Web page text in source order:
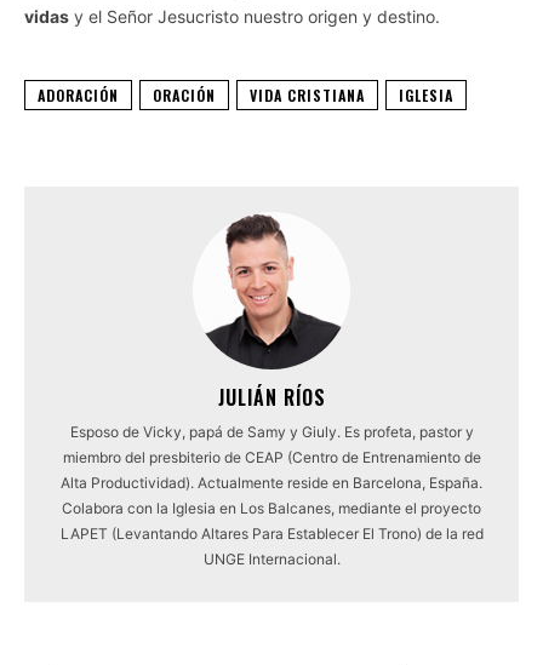
vidas y el Señor Jesucristo nuestro origen y destino.
ADORACIÓN ORACIÓN VIDA CRISTIANA IGLESIA
JULIÁN RÍOS
Esposo de Vicky, papá de Samy y Giuly. Es profeta, pastor y
miembro del presbiterio de CEAP (Centro de Entrenamiento de
Alta Productividad). Actualmente reside en Barcelona, España.
Colabora con la Iglesia en Los Balcanes, mediante el proyecto
LAPET (Levantando Altares Para Establecer El Trono) de la red
UNGE Internacional.